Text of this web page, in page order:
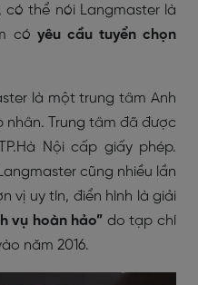
có thể nói Langmaster là
có yêu cầu tuyển chọn
là một trung tâm Anh
Trung tâm đã được
Nội cấp giấy phép.
cũng nhiều lần
vị uy tín, điển hình là giải
vụ hoàn hảo” do tạp chí
năm 2016.